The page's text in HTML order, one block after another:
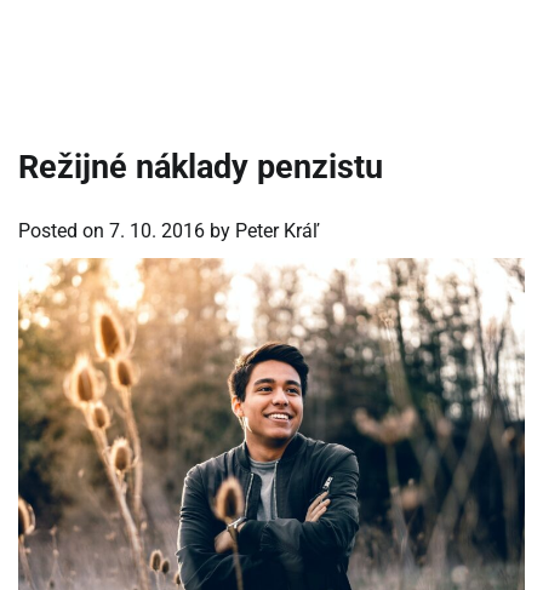
Režijné náklady penzistu
Posted on 7. 10. 2016 by Peter Kráľ